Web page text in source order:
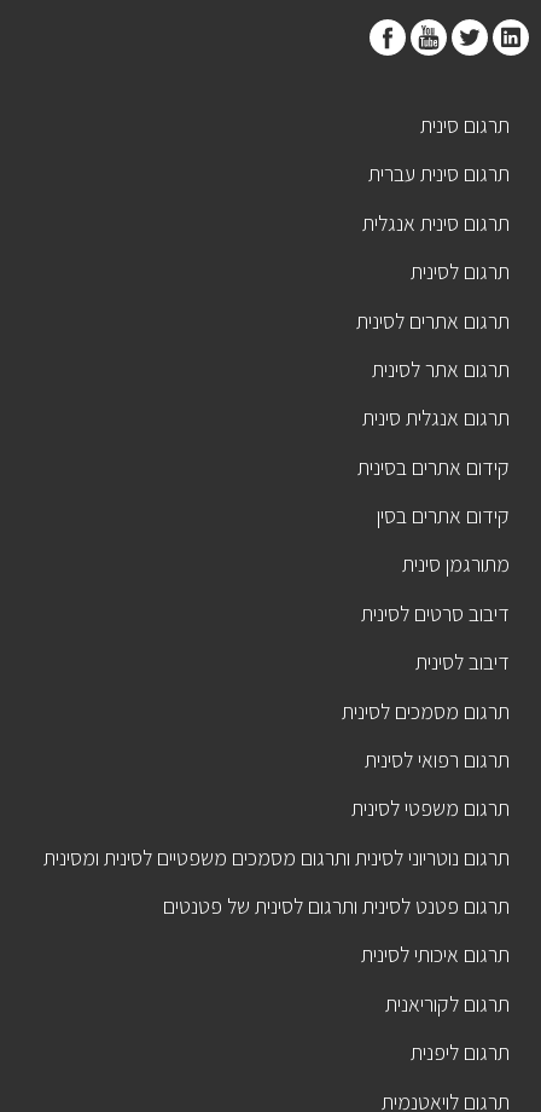
תרגום סינית
תרגום סינית עברית
תרגום סינית אנגלית
תרגום לסינית
תרגום אתרים לסינית
תרגום אתר לסינית
תרגום אנגלית סינית
קידום אתרים בסינית
קידום אתרים בסין
מתורגמן סינית
דיבוב סרטים לסינית
דיבוב לסינית
תרגום מסמכים לסינית
תרגום רפואי לסינית
תרגום משפטי לסינית
תרגום נוטריוני לסינית ותרגום מסמכים משפטיים לסינית ומסינית
תרגום פטנט לסינית ותרגום לסינית של פטנטים
תרגום איכותי לסינית
תרגום לקוריאנית
תרגום ליפנית
תרגום לויאטנמית